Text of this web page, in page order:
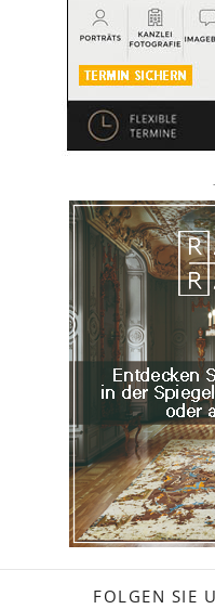
FOLGEN SIE